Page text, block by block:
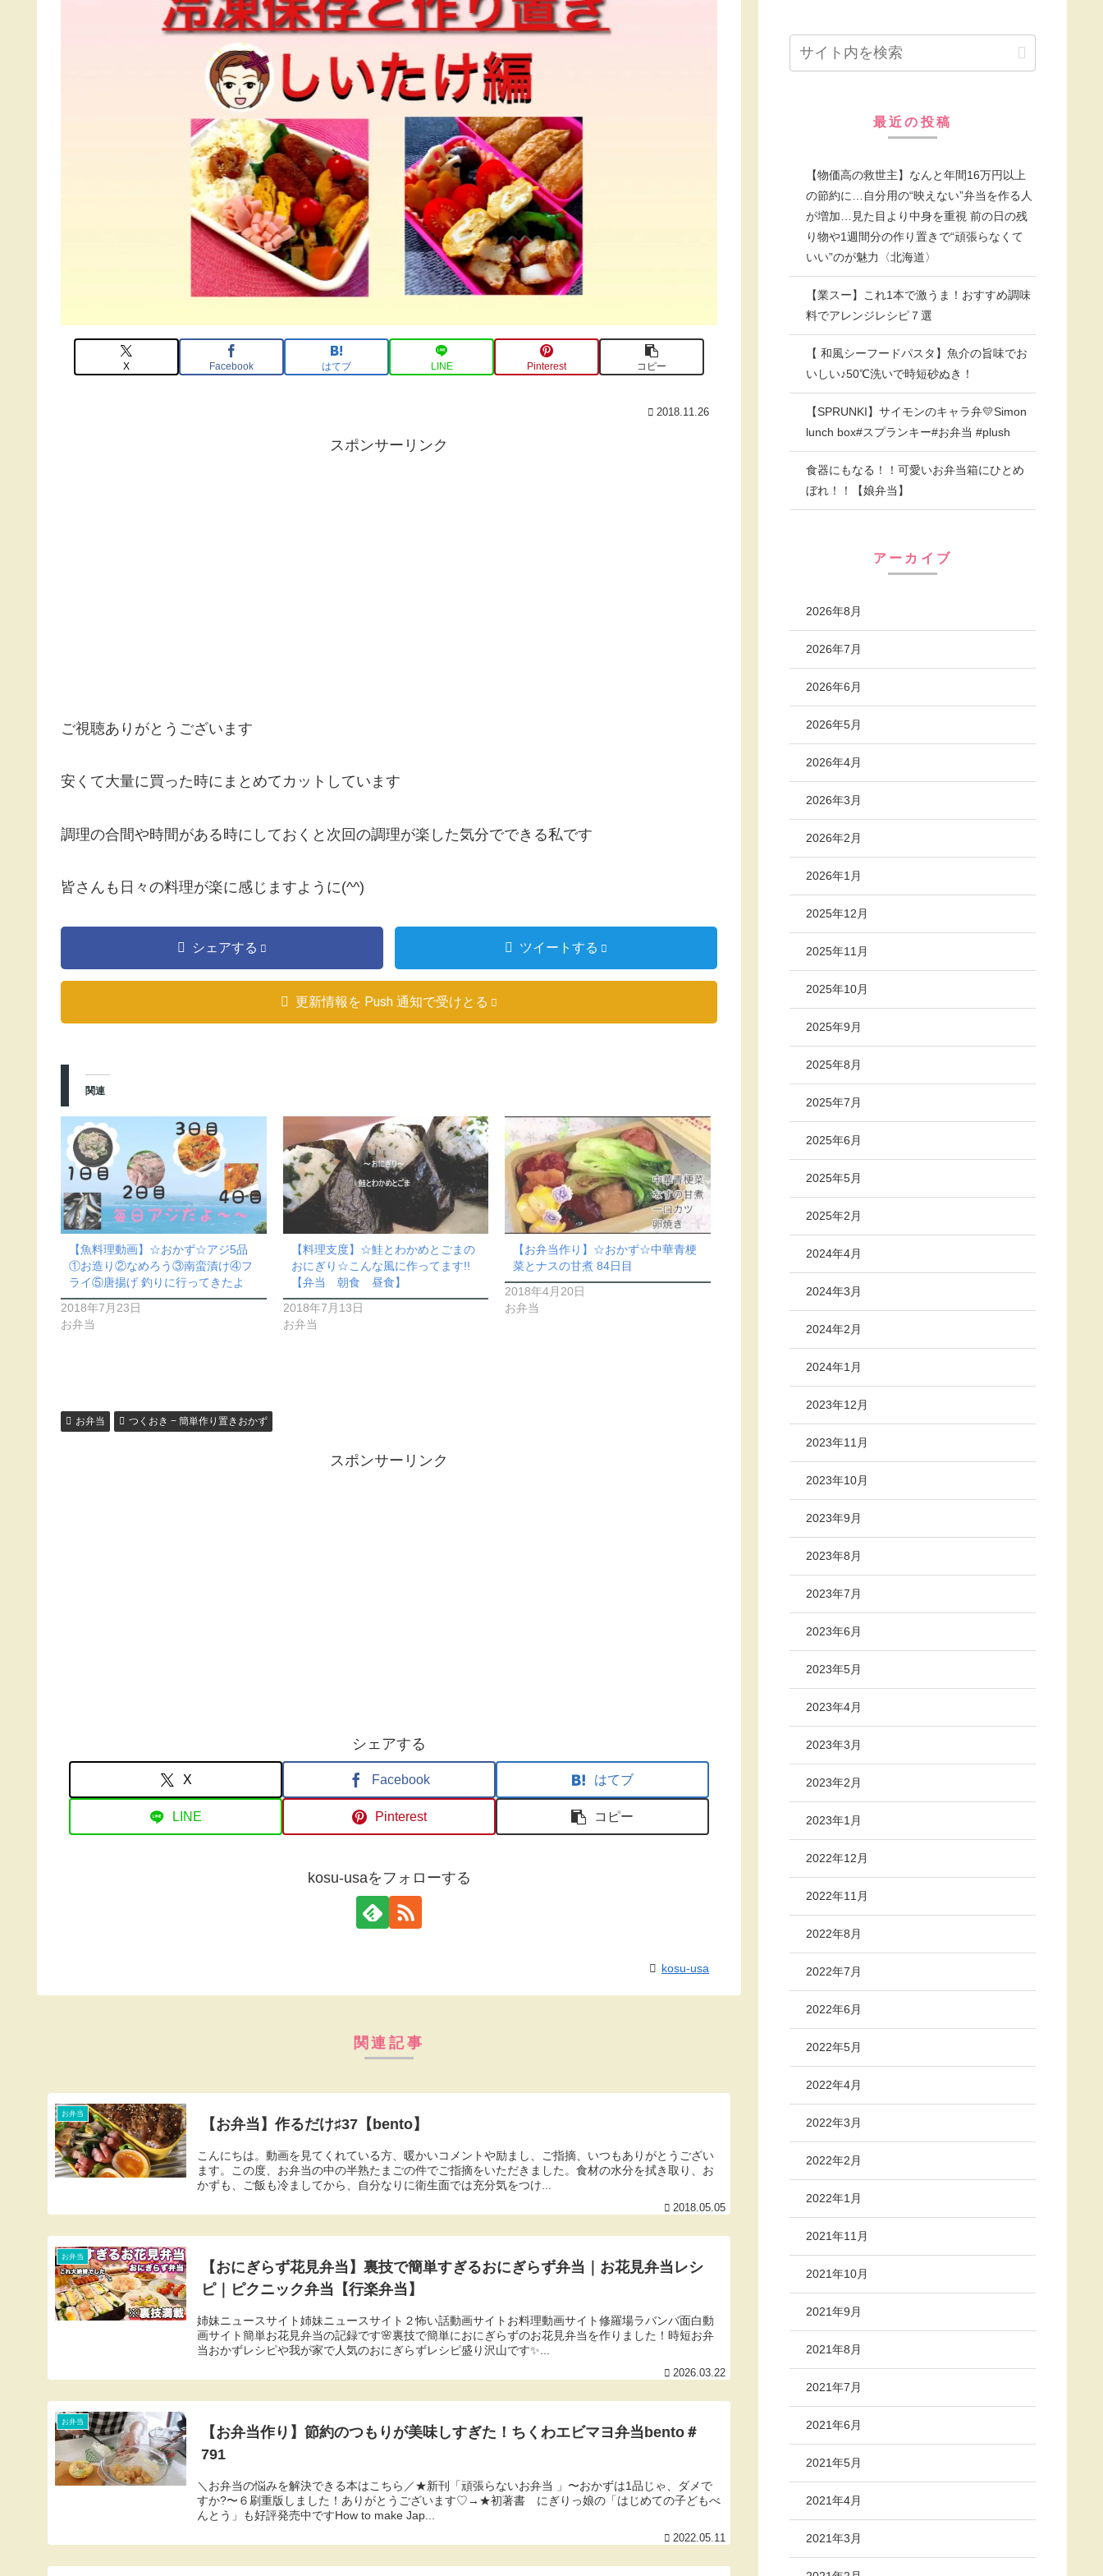
X Facebook はてブ LINE Pinterest コピー
2018.11.26
スポンサーリンク
ご視聴ありがとうございます
安くて大量に買った時にまとめてカットしています
調理の合間や時間がある時にしておくと次回の調理が楽した気分でできる私です
皆さんも日々の料理が楽に感じますように(^^)
シェアする ツイートする
更新情報を Push 通知で受けとる
関連
【魚料理動画】☆おかず☆アジ5品
①お造り②なめろう③南蛮漬け④フ
ライ⑤唐揚げ 釣りに行ってきたよ
2018年7月23日
お弁当
【料理支度】☆鮭とわかめとごまの
おにぎり☆こんな風に作ってます!!
【弁当 朝食 昼食】
2018年7月13日
お弁当
【お弁当作り】☆おかず☆中華青梗
菜とナスの甘煮 84日目
2018年4月20日
お弁当
お弁当 つくおき − 簡単作り置きおかず
スポンサーリンク
シェアする
X Facebook はてブ
LINE Pinterest コピー
kosu-usaをフォローする
kosu-usa
関連記事
お弁当
【お弁当】作るだけ♯37【bento】
こんにちは。動画を見てくれている方、暖かいコメントや励まし、ご指摘、いつもありがとうござい
ます。この度、お弁当の中の半熟たまごの件でご指摘をいただきました。食材の水分を拭き取り、お
かずも、ご飯も冷ましてから、自分なりに衛生面では充分気をつけ...
2018.05.05
お弁当
【おにぎらず花見弁当】裏技で簡単すぎるおにぎらず弁当｜お花見弁当レシ
ピ｜ピクニック弁当【行楽弁当】
姉妹ニュースサイト姉妹ニュースサイト２怖い話動画サイトお料理動画サイト修羅場ラバンバ面白動
画サイト簡単お花見弁当の記録です🌸裏技で簡単におにぎらずのお花見弁当を作りました！時短お弁
当おかずレシピや我が家で人気のおにぎらずレシピ盛り沢山です✨...
2026.03.22
お弁当
【お弁当作り】節約のつもりが美味しすぎた！ちくわエビマヨ弁当bento＃
791
＼お弁当の悩みを解決できる本はこちら／★新刊「頑張らないお弁当 」〜おかずは1品じゃ、ダメで
すか?〜６刷重版しました！ありがとうございます♡→​★初著書 にぎりっ娘の「はじめての子どもべ
んとう」も好評発売中ですHow to make Jap...
2022.05.11
最近の投稿
【物価高の救世主】なんと年間16万円以上
の節約に…自分用の“映えない”弁当を作る人
が増加…見た目より中身を重視 前の日の残
り物や1週間分の作り置きで“頑張らなくて
いい”のが魅力〈北海道〉
【業スー】これ1本で激うま！おすすめ調味
料でアレンジレシピ７選
【 和風シーフードパスタ】魚介の旨味でお
いしい♪50℃洗いで時短砂ぬき！
【SPRUNKI】サイモンのキャラ弁💛Simon
lunch box#スプランキー#お弁当 #plush
食器にもなる！！可愛いお弁当箱にひとめ
ぼれ！！【娘弁当】
アーカイブ
2026年8月
2026年7月
2026年6月
2026年5月
2026年4月
2026年3月
2026年2月
2026年1月
2025年12月
2025年11月
2025年10月
2025年9月
2025年8月
2025年7月
2025年6月
2025年5月
2025年2月
2024年4月
2024年3月
2024年2月
2024年1月
2023年12月
2023年11月
2023年10月
2023年9月
2023年8月
2023年7月
2023年6月
2023年5月
2023年4月
2023年3月
2023年2月
2023年1月
2022年12月
2022年11月
2022年8月
2022年7月
2022年6月
2022年5月
2022年4月
2022年3月
2022年2月
2022年1月
2021年11月
2021年10月
2021年9月
2021年8月
2021年7月
2021年6月
2021年5月
2021年4月
2021年3月